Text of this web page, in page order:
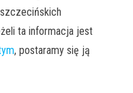
ta informacja jest
, postaramy się ją